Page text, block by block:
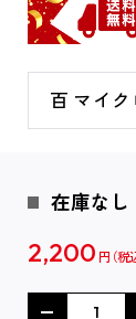
百 マイ
在庫なし
2,200 円